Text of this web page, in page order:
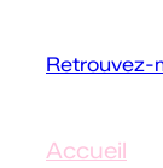
Retrouvez-
Accueil